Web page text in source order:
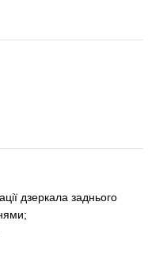
дзеркала заднього